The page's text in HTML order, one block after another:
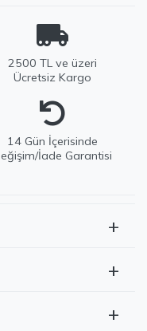
2500 TL ve üzeri
Ücretsiz Kargo
14 Gün İçerisinde
İade Garantisi
+
+
+